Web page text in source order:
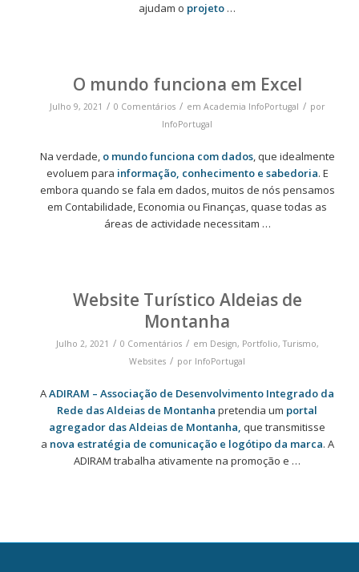
ajudam o projeto …
O mundo funciona em Excel
Julho 9, 2021 / 0 Comentários / em Academia InfoPortugal / por
InfoPortugal
Na verdade, o mundo funciona com dados, que idealmente
evoluem para informação, conhecimento e sabedoria. E
embora quando se fala em dados, muitos de nós pensamos
em Contabilidade, Economia ou Finanças, quase todas as
áreas de actividade necessitam …
Website Turístico Aldeias de
Montanha
Julho 2, 2021 / 0 Comentários / em Design, Portfolio,Turismo,
Websites / por InfoPortugal
AADIRAM – Associação de Desenvolvimento Integrado da
Rede das Aldeias de Montanha pretendia um portal
agregador dasAldeias de Montanha, que transmitisse
a nova estratégia de comunicação e logótipo da marca. A
ADIRAM trabalha ativamente na promoção e …